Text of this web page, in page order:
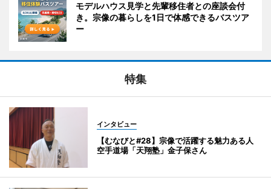
モデルハウス見学と先輩移住者との座談会付
き。宗像の暮らしを1日で体感できるバスツア
ー
特集
インタビュー
【むなびと#28】宗像で活躍する魅力ある人
空手道場「天翔塾」金子保さん